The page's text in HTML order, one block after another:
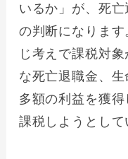
いるか」が、死
の判断になりま
じ考えで課税対
な死亡退職金、生
多額の利益を獲
課税しようとして